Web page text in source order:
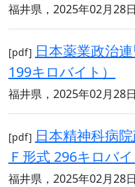
福井県，2025年02月28
[pdf] 日本薬業政治
199キロバイト）
福井県，2025年02月28
[pdf] 日本精神科病
Ｆ形式 296キロバイ
福井県，2025年02月28